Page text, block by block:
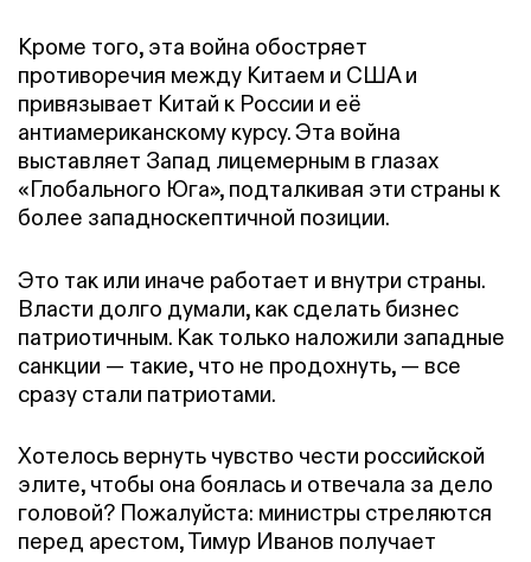
Кроме того, эта война обостряет
противоречия между Китаем и США и
привязывает Китай к России и её
антиамериканскому курсу. Эта война
выставляет Запад лицемерным в глазах
«Глобального Юга», подталкивая эти страны к
более западноскептичной позиции.
Это так или иначе работает и внутри страны.
Власти долго думали, как сделать бизнес
патриотичным. Как только наложили западные
санкции — такие, что не продохнуть, — все
сразу стали патриотами.
Хотелось вернуть чувство чести российской
элите, чтобы она боялась и отвечала за дело
головой? Пожалуйста: министры стреляются
перед арестом, Тимур Иванов получает